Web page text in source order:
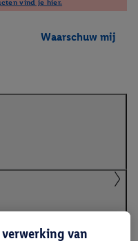
vind je hier.
Waarschuw mij
van